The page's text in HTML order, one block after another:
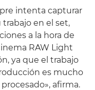
intenta capturar
trabajo en el set,
a la hora de
RAW Light
ya que el trabajo
es mucho
afirma.